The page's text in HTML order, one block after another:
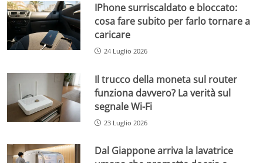
IPhone surriscaldato e bloccato:
cosa fare subito per farlo tornare a
caricare
24 Luglio 2026
Il trucco della moneta sul router
funziona davvero? La verità sul
segnale Wi-Fi
23 Luglio 2026
Dal Giappone arriva la lavatrice